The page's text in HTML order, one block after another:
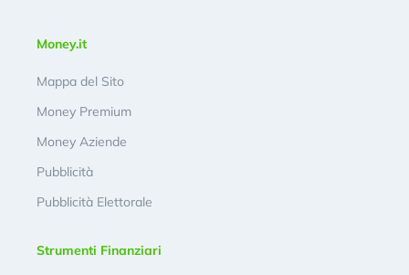
Money.it
Mappa del Sito
Money Premium
Money Aziende
Pubblicità
Pubblicità Elettorale
Strumenti Finanziari